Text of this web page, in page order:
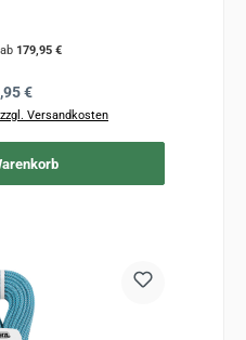
179,95 €
Preis:
€
Versandkosten